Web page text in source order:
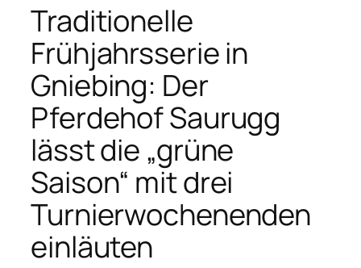
Traditionelle
Frühjahrsserie in
Gniebing: Der
Pferdehof Saurugg
lässt die „grüne
Saison“ mit drei
Turnierwochenenden
einläuten